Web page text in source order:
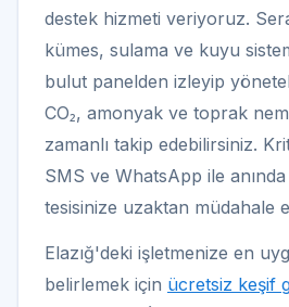
destek hizmeti veriyoruz.
kümes, sulama ve kuyu
bulut panelden izleyip
CO₂, amonyak ve toprak
zamanlı takip edebilirsiniz.
SMS ve WhatsApp ile anında
tesisinize uzaktan müdahale
Elazığ'deki işletmenize en
belirlemek için ücretsiz keşif